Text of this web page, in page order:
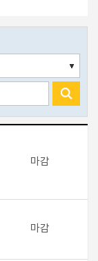
마감
마감